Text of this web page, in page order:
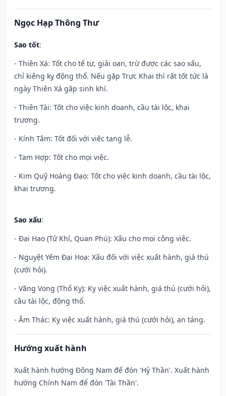
Ngọc Hạp Thông Thư
Sao tốt:
- Thiên Xá: Tốt cho tế tự, giải oan, trừ được các sao xấu,
chỉ kiêng kỵ động thổ. Nếu gặp Trực Khai thì rất tốt tức là
ngày Thiên Xá gặp sinh khí.
- Thiên Tài: Tốt cho việc kinh doanh, cầu tài lộc, khai
trương.
- Kính Tâm: Tốt đối với việc tang lễ.
- Tam Hợp: Tốt cho mọi việc.
- Kim Quỹ Hoàng Đạo: Tốt cho việc kinh doanh, cầu tài lộc,
khai trương.
Sao xấu:
- Đại Hao (Tử Khí, Quan Phú): Xấu cho mọi công việc.
- Nguyệt Yếm Đại Hoạ: Xấu đối với việc xuất hành, giá thú
(cưới hỏi).
- Vãng Vong (Thổ Kỵ): Kỵ việc xuất hành, giá thú (cưới hỏi),
cầu tài lộc, động thổ.
- Âm Thác: Kỵ việc xuất hành, giá thú (cưới hỏi), an táng.
Hướng xuất hành
Xuất hành hướng Đông Nam để đón 'Hỷ Thần'. Xuất hành
hướng Chính Nam để đón 'Tài Thần'.